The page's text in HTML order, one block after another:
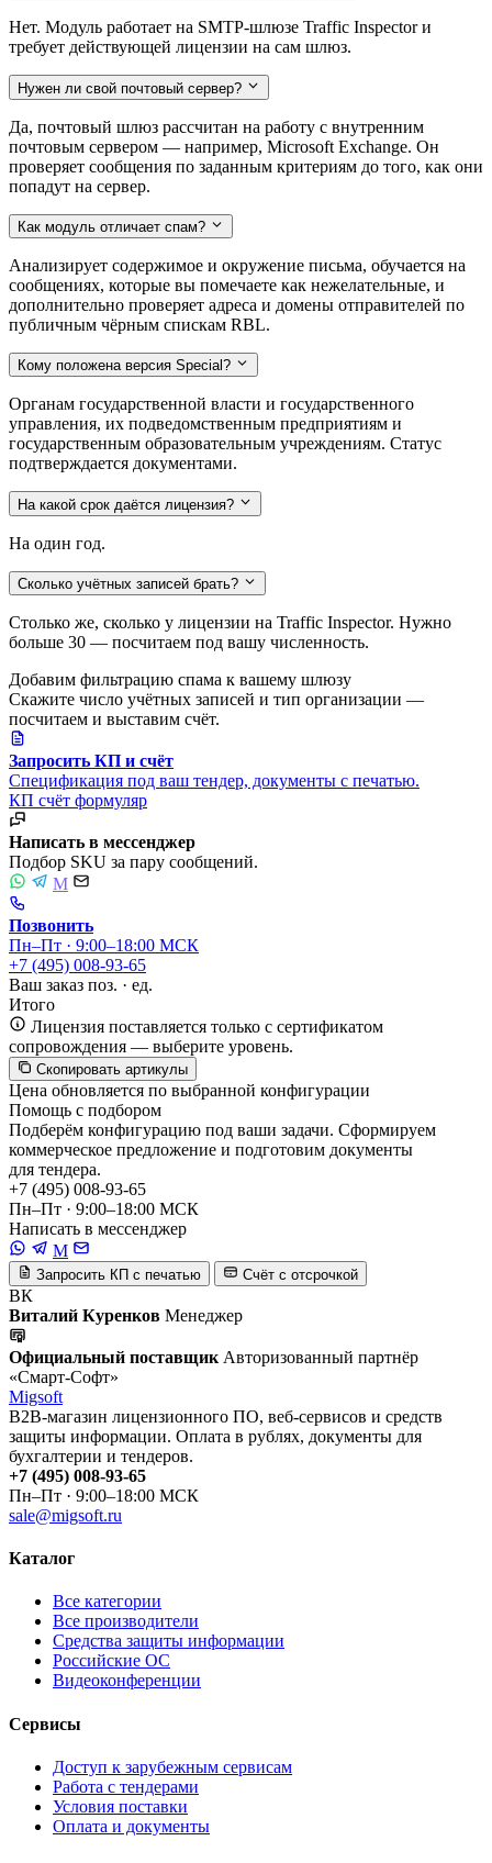
Нет. Модуль работает на SMTP-шлюзе Traffic Inspector и
требует действующей лицензии на сам шлюз.
Нужен ли свой почтовый сервер?
Да, почтовый шлюз рассчитан на работу с внутренним
почтовым сервером — например, Microsoft Exchange. Он
проверяет сообщения по заданным критериям до того, как они
попадут на сервер.
Как модуль отличает спам?
Анализирует содержимое и окружение письма, обучается на
сообщениях, которые вы помечаете как нежелательные, и
дополнительно проверяет адреса и домены отправителей по
публичным чёрным спискам RBL.
Кому положена версия Special?
Органам государственной власти и государственного
управления, их подведомственным предприятиям и
государственным образовательным учреждениям. Статус
подтверждается документами.
На какой срок даётся лицензия?
На один год.
Сколько учётных записей брать?
Столько же, сколько у лицензии на Traffic Inspector. Нужно
больше 30 — посчитаем под вашу численность.
Добавим фильтрацию спама к вашему шлюзу
Скажите число учётных записей и тип организации —
посчитаем и выставим счёт.
Запросить КП и счёт
Спецификация под ваш тендер, документы с печатью.
КП счёт формуляр
Написать в мессенджер
Подбор SKU за пару сообщений.
M
Позвонить
Пн–Пт · 9:00–18:00 МСК
+7 (495) 008-93-65
Ваш заказ поз. · ед.
Итого
Лицензия поставляется только с сертификатом
сопровождения — выберите уровень.
Скопировать артикулы
Цена обновляется по выбранной конфигурации
Помощь с подбором
Подберём конфигурацию под ваши задачи. Сформируем
коммерческое предложение и подготовим документы
для тендера.
+7 (495) 008-93-65
Пн–Пт · 9:00–18:00 МСК
Написать в мессенджер
M
Запросить КП с печатью Счёт с отсрочкой
ВК
Виталий Куренков Менеджер
Официальный поставщик Авторизованный партнёр
«Смарт-Софт»
Migsoft
B2B-магазин лицензионного ПО, веб-сервисов и средств
защиты информации. Оплата в рублях, документы для
бухгалтерии и тендеров.
+7 (495) 008-93-65
Пн–Пт · 9:00–18:00 МСК
sale@migsoft.ru
Каталог
Все категории
Все производители
Средства защиты информации
Российские ОС
Видеоконференции
Сервисы
Доступ к зарубежным сервисам
Работа с тендерами
Условия поставки
Оплата и документы